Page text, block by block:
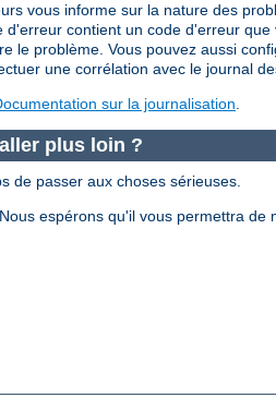
vous informe sur la nature des
contient un code d'erreur
le problème. Vous pouvez aussi
une corrélation avec le journal
sur la journalisation.
plus loin ?
de passer aux choses sérieuses.
espérons qu'il vous permettra